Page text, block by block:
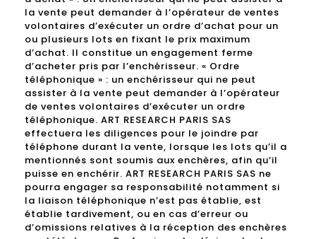
la vente peut demander à l’opérateur de ventes
volontaires d’exécuter un ordre d’achat pour un
ou plusieurs lots en fixant le prix maximum
d’achat. Il constitue un engagement ferme
d’acheter pris par l’enchérisseur. « Ordre
téléphonique » : un enchérisseur qui ne peut
assister à la vente peut demander à l’opérateur
de ventes volontaires d’exécuter un ordre
téléphonique. ART RESEARCH PARIS SAS
effectuera les diligences pour le joindre par
téléphone durant la vente, lorsque les lots qu’il a
mentionnés sont soumis aux enchères, afin qu’il
puisse en enchérir. ART RESEARCH PARIS SAS ne
pourra engager sa responsabilité notamment si
la liaison téléphonique n’est pas établie, est
établie tardivement, ou en cas d’erreur ou
d’omissions relatives à la réception des enchères